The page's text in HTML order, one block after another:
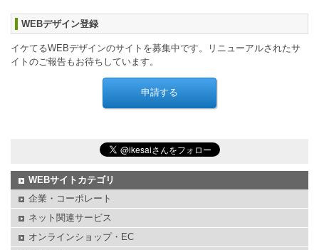
WEBデザイン登録
イケてるWEBデザインのサイトを募集中です。リニューアルされたサ
イトのご報告もお待ちしています。
WEBサイトカテゴリ
企業・コーポレート
ネット関連サービス
オンラインショップ・EC